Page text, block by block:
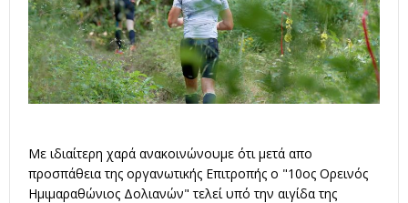
Με ιδιαίτερη χαρά ανακοινώνουμε ότι μετά απο
προσπάθεια της οργανωτικής Επιτροπής ο "10ος Ορεινός
Ημιμαραθώνιος Δολιανών" τελεί υπό την αιγίδα της